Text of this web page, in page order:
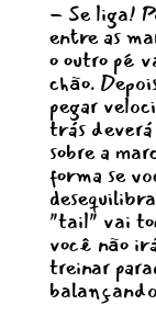
- Se liga!
entre as
o outro pé
chão.
pegar
trás
sobre a
forma se
"tail" vai
você não
treinar